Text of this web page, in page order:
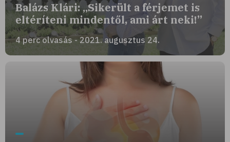
Balázs Klári: „Sikerült a férjemet is
eltéríteni mindentől, ami árt neki!”
4 perc olvasás - 2021. augusztus 24.